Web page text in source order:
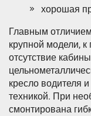
хорошая
Главным
крупной модели,
отсутствие
кресло водителя
техникой. При
смонтирована